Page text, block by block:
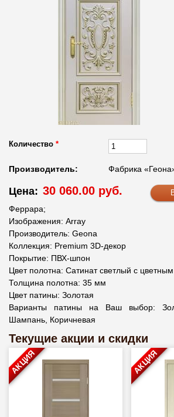
Количество *
Производитель: Фабрика
Цена: 30 060.00 руб.
Феррара;
Изображения: Array
Производитель: Geona
Коллекция: Premium 3D-декор
Покрытие: ПВХ-шпон
Цвет полотна: Сатинат светлый с
Толщина полотна: 35 мм
Цвет патины: Золотая
Варианты патины на Ваш выбор:
Шампань, Коричневая
Текущие акции и скидки
АКЦИЯ АКЦИЯ